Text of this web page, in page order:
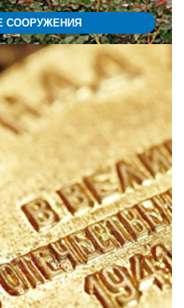
СООРУЖЕНИЯ